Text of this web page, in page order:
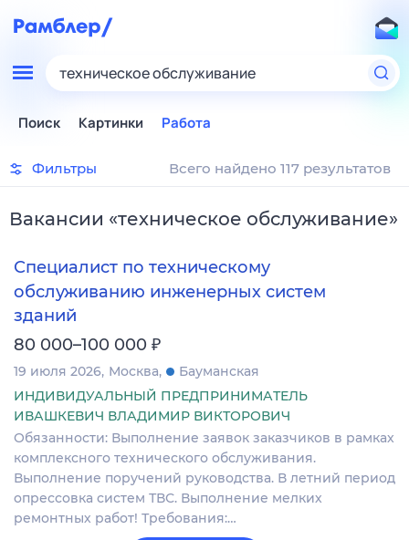
техническое обслуживание
Поиск Картинки Работа
Фильтры Всего найдено 117 результатов
Вакансии «техническое обслуживание»
Специалист по техническому
обслуживанию инженерных систем
зданий
80 000–100 000 ₽
19 июля 2026 Москва
Бауманская
ИНДИВИДУАЛЬНЫЙ ПРЕДПРИНИМАТЕЛЬ
ИВАШКЕВИЧ ВЛАДИМИР ВИКТОРОВИЧ
Обязанности: Выполнение заявок заказчиков в рамках
комплексного технического обслуживания.
Выполнение поручений руководства. В летний период
опрессовка систем ТВС. Выполнение мелких
ремонтных работ! Требования:…